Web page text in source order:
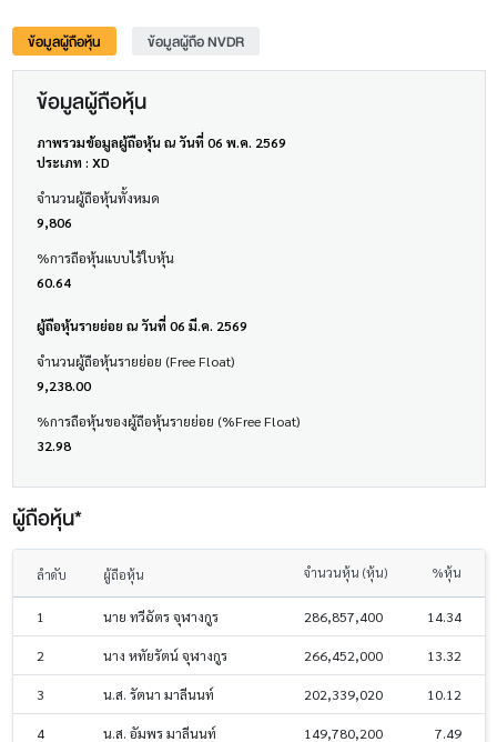
ข้อมูลผู้ถือหุ้น ข้อมูลผู้ถือ NVDR
ข้อมูลผู้ถือหุ้น
ภาพรวมข้อมูลผู้ถือหุ้น ณ วันที่ 06 พ.ค. 2569
ประเภท : XD
จำนวนผู้ถือหุ้นทั้งหมด
9,806
%การถือหุ้นแบบไร้ใบหุ้น
60.64
ผู้ถือหุ้นรายย่อย ณ วันที่ 06 มี.ค. 2569
จำนวนผู้ถือหุ้นรายย่อย (Free Float)
9,238.00
%การถือหุ้นของผู้ถือหุ้นรายย่อย (%Free Float)
32.98
ผู้ถือหุ้น*
ลำดับ ผู้ถือหุ้น จำนวนหุ้น (หุ้น) %หุ้น
1 นาย ทวีฉัตร จุฬางกูร 286,857,400 14.34
2 นาง หทัยรัตน์ จุฬางกูร 266,452,000 13.32
3 น.ส. รัตนา มาลีนนท์ 202,339,020 10.12
4 น.ส. อัมพร มาลีนนท์ 149,780,200 7.49